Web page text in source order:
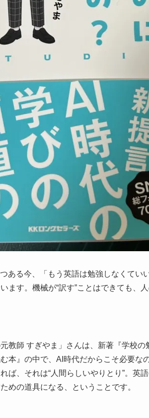
ある今、「もう英語は勉強しなくてい
ます。機械が“訳す”ことはできても、
教師 すぎやま」さんは、新著『学校
本』の中で、AI時代だからこそ必要な
ば、それは“人間らしいやりとり”。英
めの道具になる、ということです。